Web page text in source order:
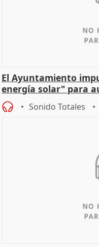
El Ayuntamiento
energía solar" para
Sonido Totales